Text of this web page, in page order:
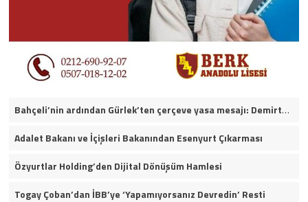
Bahçeli’nin ardından Gürlek’ten çerçeve yasa mesajı: Demirtaş ve Ahmet Özer yararlanamayacak
Adalet Bakanı ve İçişleri Bakanından Esenyurt Çıkarması
Özyurtlar Holding’den Dijital Dönüşüm Hamlesi
Togay Çoban’dan İBB’ye ‘Yapamıyorsanız Devredin’ Resti